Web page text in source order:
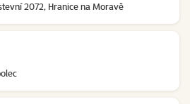
2072, Hranice na Moravě